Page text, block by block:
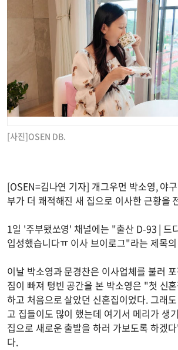
[사진]OSEN DB.
[OSEN=김나연 기자] 개그우먼 박소영, 야
부가 더 쾌적해진 새 집으로 이사한 근황을
1일 '주부됐쏘영' 채널에는 "출산 D-93 | 드
입성했습니다ㅠ 이사 브이로그"라는 제목
이날 박소영과 문경찬은 이사업체를 불러
짐이 빠져 텅빈 공간을 본 박소영은 "첫 신
하고 처음으로 살았던 신혼집이었다. 그래
고 집들이도 많이 했는데 여기서 메리가 생
집으로 새로운 출발을 하러 가보도록 하겠
다.